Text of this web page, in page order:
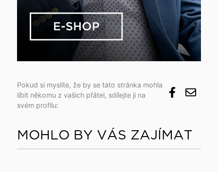
Pokud si myslíte, že by se tato stránka mohla
líbit někomu z vašich přátel, sdílejte ji na
svém profilu:
MOHLO BY VÁS ZAJÍMAT